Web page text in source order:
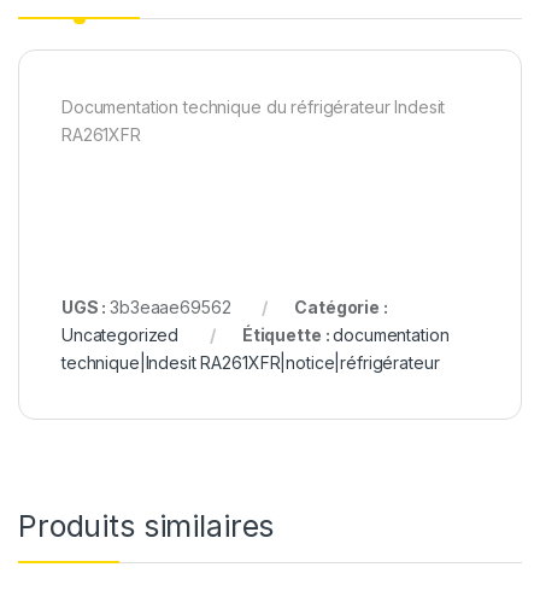
Documentation technique du réfrigérateur Indesit
RA261XFR
UGS :3b3eaae69562
Catégorie :
Uncategorized
Étiquette :documentation
technique|Indesit RA261XFR|notice|réfrigérateur
Produits similaires